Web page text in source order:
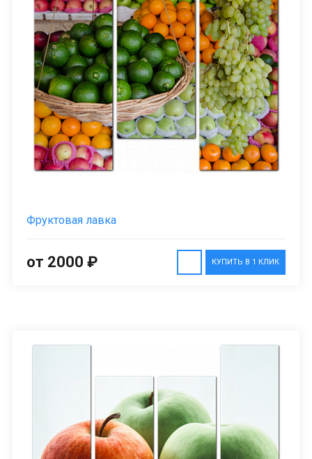
Фруктовая лавка
КУПИТЬ В 1 КЛИК
от 2000 ₽